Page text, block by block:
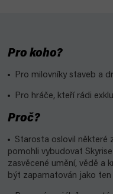
Pro koho?
Pro milovníky staveb a
Pro hráče, kteří rádi
Proč?
Starosta oslovil některé
pomohli vybudovat
zasvěcené umění, vědě a
být zapamatován jako ten